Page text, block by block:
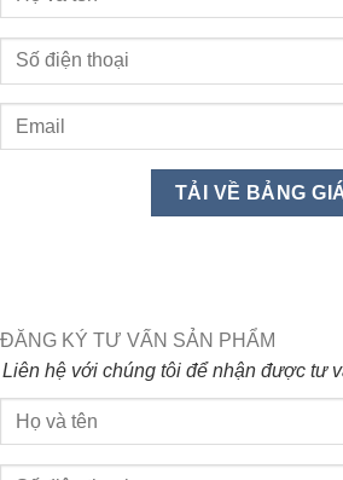
ĐĂNG KÝ TƯ VẤN SẢN PHẨM
Liên hệ với chúng tôi để nhận được tư